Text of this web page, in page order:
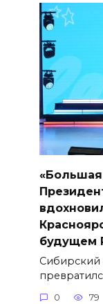
будущем
Сибирский
0 79